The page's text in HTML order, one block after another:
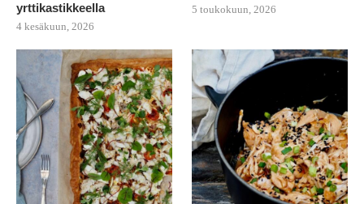
yrttikastikkeella
4 kesäkuun, 2026
5 toukokuun, 2026